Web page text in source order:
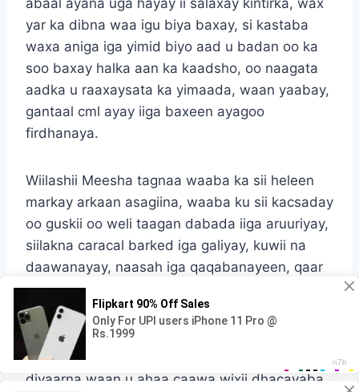
abaal ayana uga hayay ii salaxay kintirka, wax
yar ka dibna waa igu biya baxay, si kastaba
waxa aniga iga yimid biyo aad u badan oo ka
soo baxay halka aan ka kaadsho, oo naagata
aadka u raaxaysata ka yimaada, waan yaabay,
gantaal cml ayay iiga baxeen ayagoo
firdhanaya.
Wiilashii Meesha tagnaa waaba ka sii heleen
markay arkaan asagiina, waaba ku sii kacsaday
oo guskii oo weli taagan dabada iiga aruuriyay,
siilakna caracal barked iga galiyay, kuwii na
daawanayay, naasah iga qaqabanayeen, qaar
qaniinayeen, aniga dhan hadba meel iga
riixayeen, saacado ayay saan u socotay,
Maalintii ku xigtay xasiibaday sooma laaban,
diyaarna waan u ahaa caawa wixii dhacayaba,